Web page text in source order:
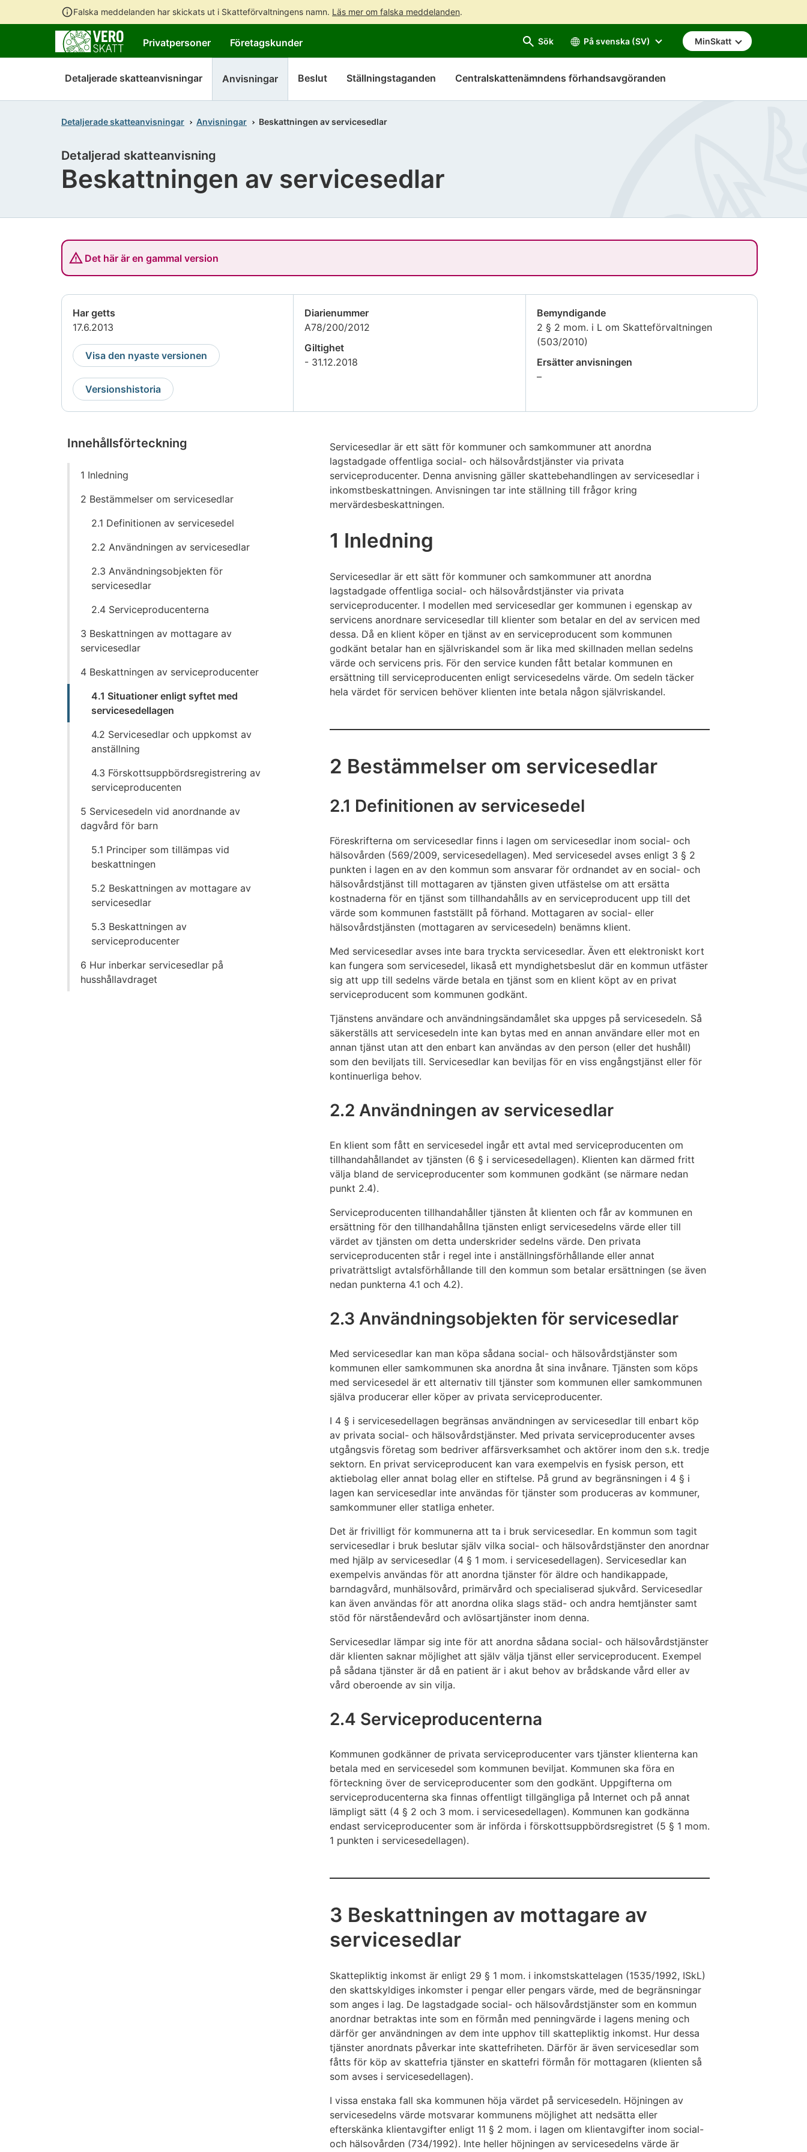
Falska meddelanden har skickats ut i Skatteförvaltningens namn. Läs mer om falska meddelanden.
till
innehållet
hela
webbplatsens
Privatpersoner Företagskunder Sök På svenska (SV) MinSkatt
Detaljerade skatteanvisningar Anvisningar Beslut Ställningstaganden Centralskattenämndens förhandsavgöranden
Detaljerade skatteanvisningar Anvisningar Beskattningen av servicesedlar
Beskattningen av servicesedlar
Detaljerad skatteanvisning
Det här är en gammal version
Har getts
17.6.2013
Visa den nyaste versionen
Versionshistoria
Diarienummer
A78/200/2012
Giltighet
- 31.12.2018
Bemyndigande
2 § 2 mom. i L om Skatteförvaltningen
(503/2010)
Ersätter anvisningen
–Uppgiften
Innehållsförteckning
1 Inledning
2 Bestämmelser om servicesedlar
2.1 Definitionen av servicesedel
2.2 Användningen av servicesedlar
2.3 Användningsobjekten för
servicesedlar
2.4 Serviceproducenterna
3 Beskattningen av mottagare av
servicesedlar
4 Beskattningen av serviceproducenter
4.1 Situationer enligt syftet med
servicesedellagen
4.2 Servicesedlar och uppkomst av
anställning
4.3 Förskottsuppbördsregistrering av
serviceproducenten
5 Servicesedeln vid anordnande av
dagvård för barn
5.1 Principer som tillämpas vid
beskattningen
5.2 Beskattningen av mottagare av
servicesedlar
5.3 Beskattningen av
serviceproducenter
6 Hur inberkar servicesedlar på
husshållavdraget
Servicesedlar är ett sätt för kommuner och samkommuner att anordna
lagstadgade offentliga social- och hälsovårdstjänster via privata
serviceproducenter. Denna anvisning gäller skattebehandlingen av servicesedlar i
inkomstbeskattningen. Anvisningen tar inte ställning till frågor kring
mervärdesbeskattningen.
1 Inledning
Servicesedlar är ett sätt för kommuner och samkommuner att anordna
lagstadgade offentliga social- och hälsovårdstjänster via privata
serviceproducenter. I modellen med servicesedlar ger kommunen i egenskap av
servicens anordnare servicesedlar till klienter som betalar en del av servicen med
dessa. Då en klient köper en tjänst av en serviceproducent som kommunen
godkänt betalar han en självriskandel som är lika med skillnaden mellan sedelns
värde och servicens pris. För den service kunden fått betalar kommunen en
ersättning till serviceproducenten enligt servicesedelns värde. Om sedeln täcker
hela värdet för servicen behöver klienten inte betala någon självriskandel.
2 Bestämmelser om servicesedlar
2.1 Definitionen av servicesedel
Föreskrifterna om servicesedlar finns i lagen om servicesedlar inom social- och
hälsovården (569/2009, servicesedellagen). Med servicesedel avses enligt 3 § 2
punkten i lagen en av den kommun som ansvarar för ordnandet av en social- och
hälsovårdstjänst till mottagaren av tjänsten given utfästelse om att ersätta
kostnaderna för en tjänst som tillhandahålls av en serviceproducent upp till det
värde som kommunen fastställt på förhand. Mottagaren av social- eller
hälsovårdstjänsten (mottagaren av servicesedeln) benämns klient.
Med servicesedlar avses inte bara tryckta servicesedlar. Även ett elektroniskt kort
kan fungera som servicesedel, likaså ett myndighetsbeslut där en kommun utfäster
sig att upp till sedelns värde betala en tjänst som en klient köpt av en privat
serviceproducent som kommunen godkänt.
Tjänstens användare och användningsändamålet ska uppges på servicesedeln. Så
säkerställs att servicesedeln inte kan bytas med en annan användare eller mot en
annan tjänst utan att den enbart kan användas av den person (eller det hushåll)
som den beviljats till. Servicesedlar kan beviljas för en viss engångstjänst eller för
kontinuerliga behov.
2.2 Användningen av servicesedlar
En klient som fått en servicesedel ingår ett avtal med serviceproducenten om
tillhandahållandet av tjänsten (6 § i servicesedellagen). Klienten kan därmed fritt
välja bland de serviceproducenter som kommunen godkänt (se närmare nedan
punkt 2.4).
Serviceproducenten tillhandahåller tjänsten åt klienten och får av kommunen en
ersättning för den tillhandahållna tjänsten enligt servicesedelns värde eller till
värdet av tjänsten om detta underskrider sedelns värde. Den privata
serviceproducenten står i regel inte i anställningsförhållande eller annat
privaträttsligt avtalsförhållande till den kommun som betalar ersättningen (se även
nedan punkterna 4.1 och 4.2).
2.3 Användningsobjekten för servicesedlar
Med servicesedlar kan man köpa sådana social- och hälsovårdstjänster som
kommunen eller samkommunen ska anordna åt sina invånare. Tjänsten som köps
med servicesedel är ett alternativ till tjänster som kommunen eller samkommunen
själva producerar eller köper av privata serviceproducenter.
I 4 § i servicesedellagen begränsas användningen av servicesedlar till enbart köp
av privata social- och hälsovårdstjänster. Med privata serviceproducenter avses
utgångsvis företag som bedriver affärsverksamhet och aktörer inom den s.k. tredje
sektorn. En privat serviceproducent kan vara exempelvis en fysisk person, ett
aktiebolag eller annat bolag eller en stiftelse. På grund av begränsningen i 4 § i
lagen kan servicesedlar inte användas för tjänster som produceras av kommuner,
samkommuner eller statliga enheter.
Det är frivilligt för kommunerna att ta i bruk servicesedlar. En kommun som tagit
servicesedlar i bruk beslutar själv vilka social- och hälsovårdstjänster den anordnar
med hjälp av servicesedlar (4 § 1 mom. i servicesedellagen). Servicesedlar kan
exempelvis användas för att anordna tjänster för äldre och handikappade,
barndagvård, munhälsovård, primärvård och specialiserad sjukvård. Servicesedlar
kan även användas för att anordna olika slags städ- och andra hemtjänster samt
stöd för närståendevård och avlösartjänster inom denna.
Servicesedlar lämpar sig inte för att anordna sådana social- och hälsovårdstjänster
där klienten saknar möjlighet att själv välja tjänst eller serviceproducent. Exempel
på sådana tjänster är då en patient är i akut behov av brådskande vård eller av
vård oberoende av sin vilja.
2.4 Serviceproducenterna
Kommunen godkänner de privata serviceproducenter vars tjänster klienterna kan
betala med en servicesedel som kommunen beviljat. Kommunen ska föra en
förteckning över de serviceproducenter som den godkänt. Uppgifterna om
serviceproducenterna ska finnas offentligt tillgängliga på Internet och på annat
lämpligt sätt (4 § 2 och 3 mom. i servicesedellagen). Kommunen kan godkänna
endast serviceproducenter som är införda i förskottsuppbördsregistret (5 § 1 mom.
1 punkten i servicesedellagen).
3 Beskattningen av mottagare av
servicesedlar
Skattepliktig inkomst är enligt 29 § 1 mom. i inkomstskattelagen (1535/1992, ISkL)
den skattskyldiges inkomster i pengar eller pengars värde, med de begränsningar
som anges i lag. De lagstadgade social- och hälsovårdstjänster som en kommun
anordnar betraktas inte som en förmån med penningvärde i lagens mening och
därför ger användningen av dem inte upphov till skattepliktig inkomst. Hur dessa
tjänster anordnats påverkar inte skattefriheten. Därför är även servicesedlar som
fåtts för köp av skattefria tjänster en skattefri förmån för mottagaren (klienten så
som avses i servicesedellagen).
I vissa enstaka fall ska kommunen höja värdet på servicesedeln. Höjningen av
servicesedelns värde motsvarar kommunens möjlighet att nedsätta eller
efterskänka klientavgifter enligt 11 § 2 mom. i lagen om klientavgifter inom social-
och hälsovården (734/1992). Inte heller höjningen av servicesedelns värde är